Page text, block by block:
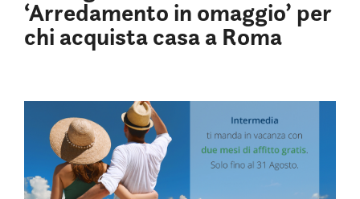
‘Arredamento in omaggio’ per
chi acquista casa a Roma